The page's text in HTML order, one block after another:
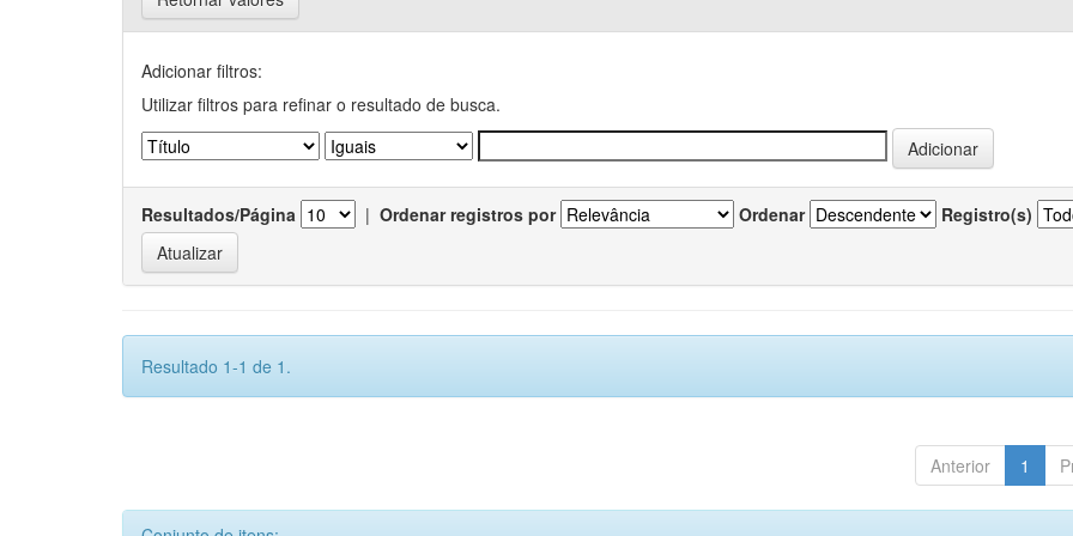
Adicionar filtros:
Utilizar filtros para refinar o resultado de busca.
Resultados/Página | Ordenar registros por Ordenar Registro(s)
Resultado 1-1 de 1.
Anterior 1